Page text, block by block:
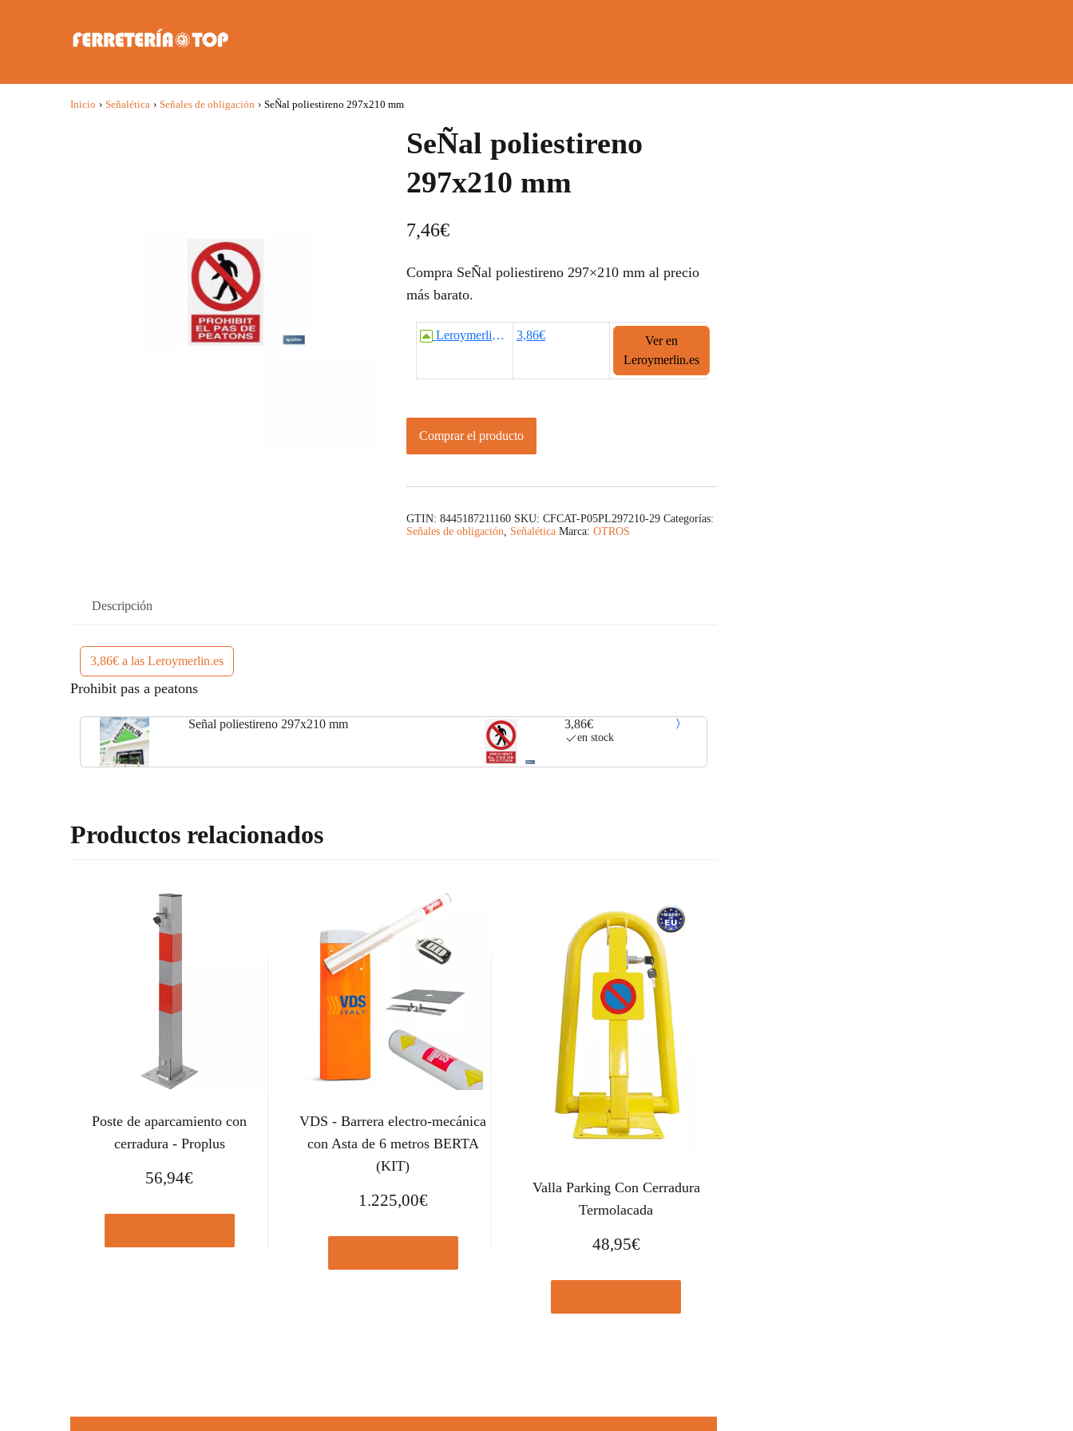
Inicio › Señalética › Señales de obligación › SeÑal poliestireno 297x210 mm
SeÑal poliestireno
297x210 mm
7,46€
Compra SeÑal poliestireno 297×210 mm al precio
más barato.
Leroymerlin.es 3,86€
Ver en
Leroymerlin.es
Comprar el producto
GTIN: 8445187211160 SKU: CFCAT-P05PL297210-29 Categorías:
Señales de obligación, Señalética Marca: OTROS
Descripción
3,86€ a las Leroymerlin.es
Prohibit pas a peatons
Señal poliestireno 297x210 mm 3,86€
en stock
Productos relacionados
Poste de aparcamiento con
cerradura - Proplus
56,94€
VDS - Barrera electro-mecánica
con Asta de 6 metros BERTA
(KIT)
1.225,00€
Valla Parking Con Cerradura
Termolacada
48,95€